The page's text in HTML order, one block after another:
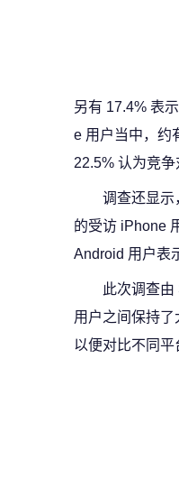
另有 17.4% 表
e 用户当中，约
22.5% 认为竞争
调查还显示
的受访 iPhone
Android 用户表
此次调查
用户之间保持
以便对比不同